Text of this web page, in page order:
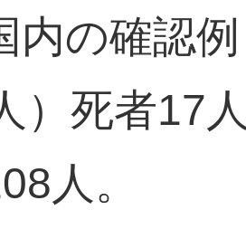
の確認
）死者17
人。